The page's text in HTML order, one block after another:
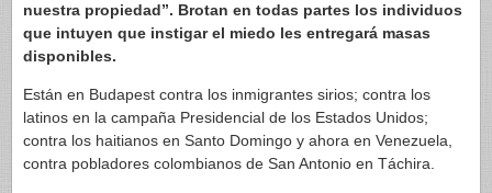
nuestra propiedad”. Brotan en todas partes los individuos
que intuyen que instigar el miedo les entregará masas
disponibles.
Están en Budapest contra los inmigrantes sirios; contra los
latinos en la campaña Presidencial de los Estados Unidos;
contra los haitianos en Santo Domingo y ahora en Venezuela,
contra pobladores colombianos de San Antonio en Táchira.